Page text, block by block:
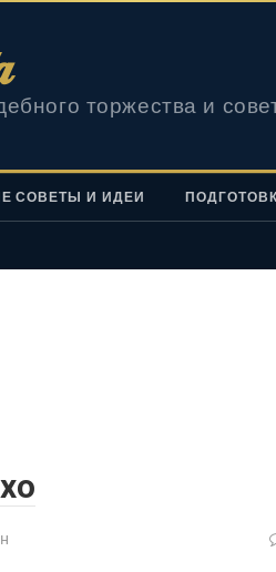
торжества и
СОВЕТЫ И ИДЕИ